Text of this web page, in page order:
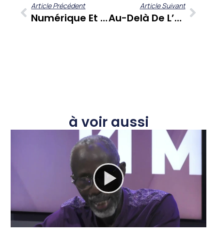
Article Précédent
Numérique Et Seniors Aux Antilles : Une Chance Ou Un Risque D’exclusion ?
Article Suivant
Au-Delà De L’âge : La Liberté Sur Deux Roues Avec Les Aktiv Girls
à voir aussi